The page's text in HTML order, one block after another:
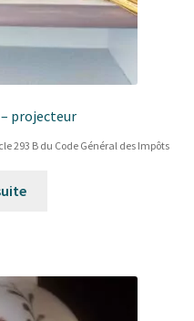
projecteur
293 B du Code Général des Impôts